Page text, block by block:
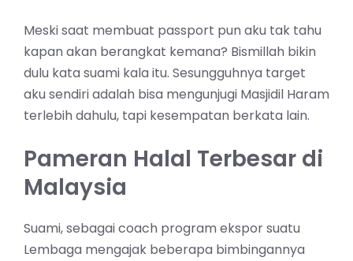
Meski saat membuat passport pun aku tak tahu
kapan akan berangkat kemana? Bismillah bikin
dulu kata suami kala itu. Sesungguhnya target
aku sendiri adalah bisa mengunjugi Masjidil Haram
terlebih dahulu, tapi kesempatan berkata lain.
Pameran Halal Terbesar di
Malaysia
Suami, sebagai coach program ekspor suatu
Lembaga mengajak beberapa bimbingannya